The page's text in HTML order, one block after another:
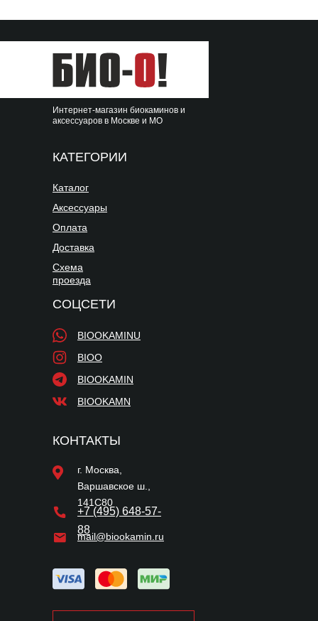
КОНТАКТЫ
+7 (495) 648-57-
88
г. Москва,
Варшавское ш.,
141С80
mail@biookamin.ru
КАТЕГОРИИ
Аксессуары
Каталог
Оплата
Доставка
Схема
проезда
СОЦСЕТИ
BIOO
BIOOKAMINU
Интернет-магазин биокаминов и
аксессуаров в Москве и МО
BIOOKAMIN
BIOOKAMN